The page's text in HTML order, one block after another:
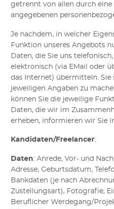
getrennt von allen durch eine
angegebenen
Je nachdem, in welcher
Funktion unseres Angebots
Daten, die Sie uns
elektronisch (via EMail oder
das
Internet) übermitteln .
jeweiligen Angaben zu
können Sie die jeweilige
Daten, die wir im
erheben, informieren wir Sie
Kandidaten/Freelancer:
Daten: Anrede, Vor- und
Adresse, Geburtsdatum,
Bankdaten (je nach
Zustellungsart) , Fotografie,
Beruflicher Werdegang/